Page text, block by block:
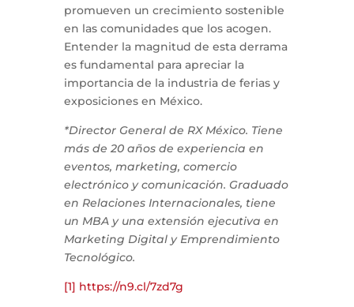
promueven un crecimiento sostenible
en las comunidades que los acogen.
Entender la magnitud de esta derrama
es fundamental para apreciar la
importancia de la industria de ferias y
exposiciones en México.
*Director General de RX México. Tiene
más de 20 años de experiencia en
eventos, marketing, comercio
electrónico y comunicación. Graduado
en Relaciones Internacionales, tiene
un MBA y una extensión ejecutiva en
Marketing Digital y Emprendimiento
Tecnológico.
[1] https://n9.cl/7zd7g